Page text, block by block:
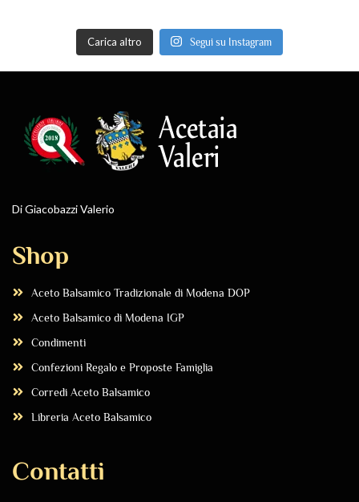
Carica altro Segui su Instagram
Di Giacobazzi Valerio
Shop
Aceto Balsamico Tradizionale di Modena DOP
Aceto Balsamico di Modena IGP
Condimenti
Confezioni Regalo e Proposte Famiglia
Corredi Aceto Balsamico
Libreria Aceto Balsamico
Contatti